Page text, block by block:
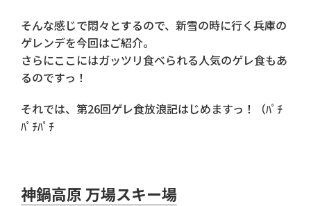
そんな感じで悶々とするので、新雪の時に行く兵庫の
ゲレンデを今回はご紹介。
さらにここにはガッツリ食べられる人気のゲレ食もあ
るのですっ！
それでは、第26回ゲレ食放浪記はじめますっ！（ﾊﾟﾁ
ﾊﾟﾁﾊﾟﾁ
神鍋高原 万場スキー場